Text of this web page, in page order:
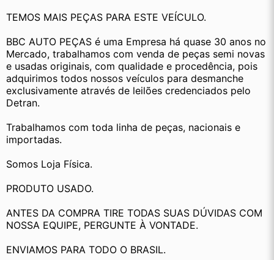
TEMOS MAIS PEÇAS PARA ESTE VEÍCULO.
BBC AUTO PEÇAS é uma Empresa há quase 30 anos no
Mercado, trabalhamos com venda de peças semi novas
e usadas originais, com qualidade e procedência, pois
adquirimos todos nossos veículos para desmanche
exclusivamente através de leilões credenciados pelo
Detran.
Trabalhamos com toda linha de peças, nacionais e
importadas.
Somos Loja Física.
PRODUTO USADO.
ANTES DA COMPRA TIRE TODAS SUAS DÚVIDAS COM
NOSSA EQUIPE, PERGUNTE À VONTADE.
ENVIAMOS PARA TODO O BRASIL.